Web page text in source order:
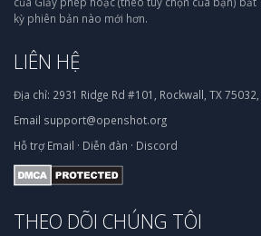
kỳ phiên bản nào mới hơn.
LIÊN HỆ
Địa chỉ: 2931 Ridge Rd #101, Rockwall, TX
Email support@openshot.org
Hỗ trợ Email · Diễn đàn · Discord
THEO DÕI CHÚNG TÔI